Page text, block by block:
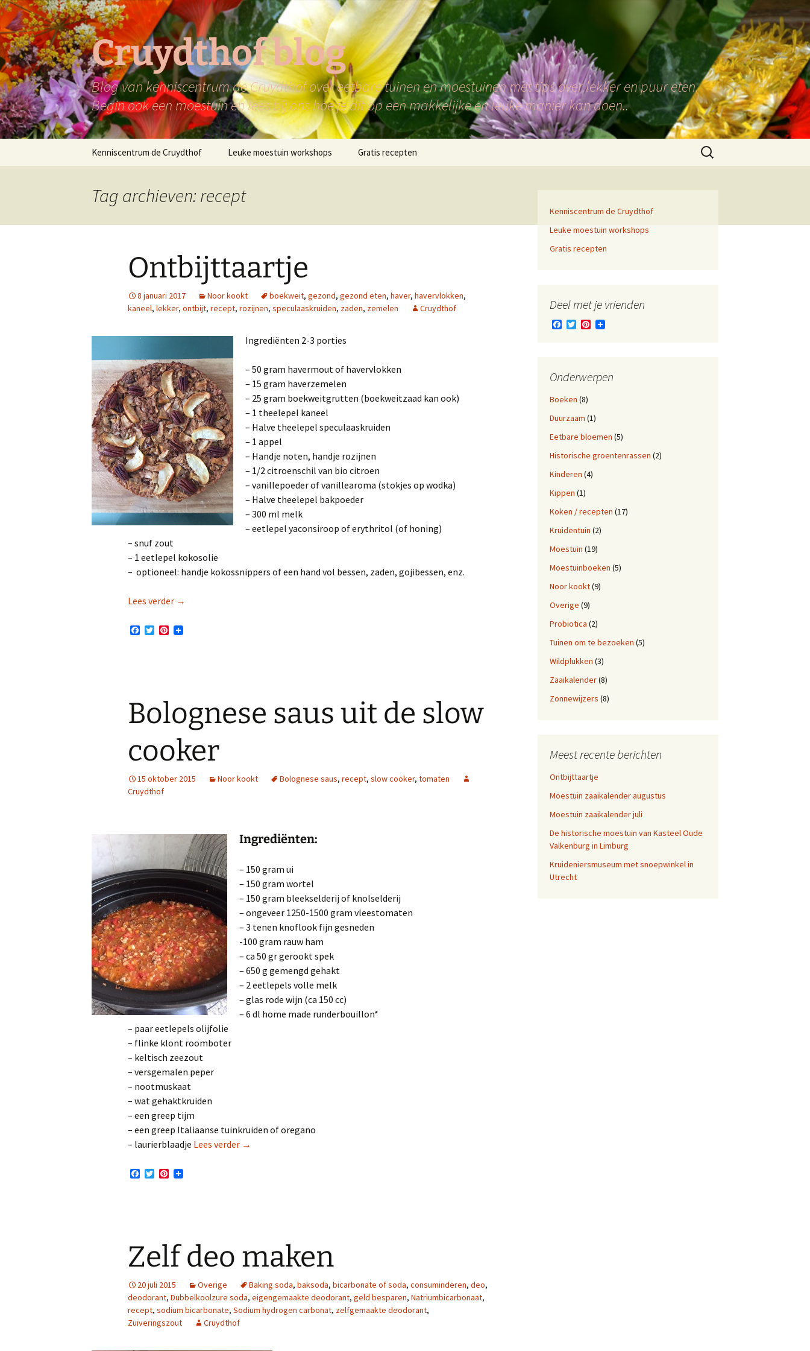
Ga
naar
de
inhoud
Cruydthof blog
Blog van kenniscentrum de Cruydthof over eetbare tuinen en moestuinen met tips over lekker en puur eten.
Begin ook een moestuin en lees bij ons hoe je dit op een makkelijke en leuke manier kan doen..
Kenniscentrum de Cruydthof Leuke moestuin workshops Gratis recepten
Zoeken
naar:
Tag archieven: recept
Ontbijttaartje
8 januari 2017 Noor kookt boekweit, gezond, gezond eten, haver, havervlokken,
kaneel, lekker, ontbijt, recept, rozijnen, speculaaskruiden, zaden, zemelen Cruydthof
Ingrediënten 2-3 porties
– 50 gram havermout of havervlokken
– 15 gram haverzemelen
– 25 gram boekweitgrutten (boekweitzaad kan ook)
– 1 theelepel kaneel
– Halve theelepel speculaaskruiden
– 1 appel
– Handje noten, handje rozijnen
– 1/2 citroenschil van bio citroen
– vanillepoeder of vanillearoma (stokjes op wodka)
– Halve theelepel bakpoeder
– 300 ml melk
– eetlepel yaconsiroop of erythritol (of honing)
– snuf zout
– 1 eetlepel kokosolie
– optioneel: handje kokossnippers of een hand vol bessen, zaden, gojibessen, enz.
Lees verder Ontbijttaartje
→
T
P
Bolognese saus uit de slow
cooker
15 oktober 2015 Noor kookt Bolognese saus, recept, slow cooker, tomaten
Cruydthof
Ingrediënten:
– 150 gram ui
– 150 gram wortel
– 150 gram bleekselderij of knolselderij
– ongeveer 1250-1500 gram vleestomaten
– 3 tenen knoflook fijn gesneden
-100 gram rauw ham
– ca 50 gr gerookt spek
– 650 g gemengd gehakt
– 2 eetlepels volle melk
– glas rode wijn (ca 150 cc)
– 6 dl home made runderbouillon*
– paar eetlepels olijfolie
– flinke klont roomboter
– keltisch zeezout
– versgemalen peper
– nootmuskaat
– wat gehaktkruiden
– een greep tijm
– een greep Italiaanse tuinkruiden of oregano
– laurierblaadje Lees verder Bolognese saus uit de slow cooker
→
T
P
t
Zelf deo maken
20 juli 2015 Overige Baking soda, baksoda, bicarbonate of soda, consuminderen, deo,
deodorant, Dubbelkoolzure soda, eigengemaakte deodorant, geld besparen, Natriumbicarbonaat,
recept, sodium bicarbonate, Sodium hydrogen carbonat, zelfgemaakte deodorant,
Zuiveringszout
Cruydthof
Kenniscentrum de Cruydthof
Leuke moestuin workshops
Gratis recepten
Deel met je vrienden
o
o
T
e
r
P
r
e
Onderwerpen
Boeken (8)
Duurzaam (1)
Eetbare bloemen (5)
Historische groentenrassen (2)
Kinderen (4)
Kippen (1)
Koken / recepten (17)
Kruidentuin (2)
Moestuin (19)
Moestuinboeken (5)
Noor kookt(9)
Overige (9)
Probiotica (2)
Tuinen om te bezoeken (5)
Wildplukken (3)
Zaaikalender(8)
Zonnewijzers (8)
Meest recente berichten
Ontbijttaartje
Moestuin zaaikalender augustus
Moestuin zaaikalender juli
De historische moestuin van Kasteel Oude
Valkenburg in Limburg
Kruideniersmuseum met snoepwinkel in
Utrecht